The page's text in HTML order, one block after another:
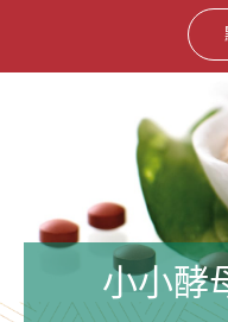
小小酵